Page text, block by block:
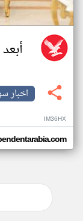
اخبار
IM36HX